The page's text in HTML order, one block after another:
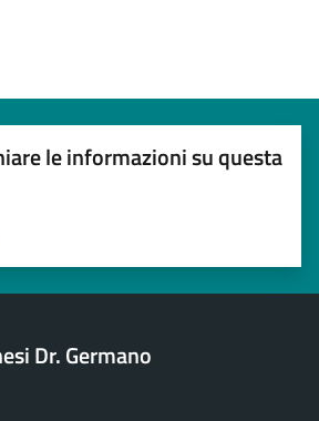
le informazioni su questa
5 stelle su 5
stelle su 5
su 5
5
Dr. Germano